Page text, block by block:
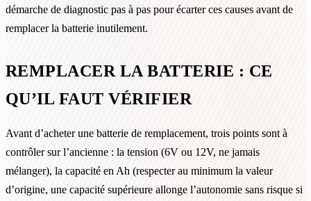
démarche de diagnostic pas à pas pour écarter ces causes avant de
remplacer la batterie inutilement.
REMPLACER LA BATTERIE : CE
QU’IL FAUT VÉRIFIER
Avant d’acheter une batterie de remplacement, trois points sont à
contrôler sur l’ancienne : la tension (6V ou 12V, ne jamais
mélanger), la capacité en Ah (respecter au minimum la valeur
d’origine, une capacité supérieure allonge l’autonomie sans risque si